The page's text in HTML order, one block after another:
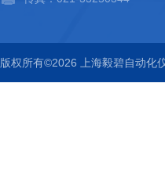
版权所有©2026 上海毅碧自动化